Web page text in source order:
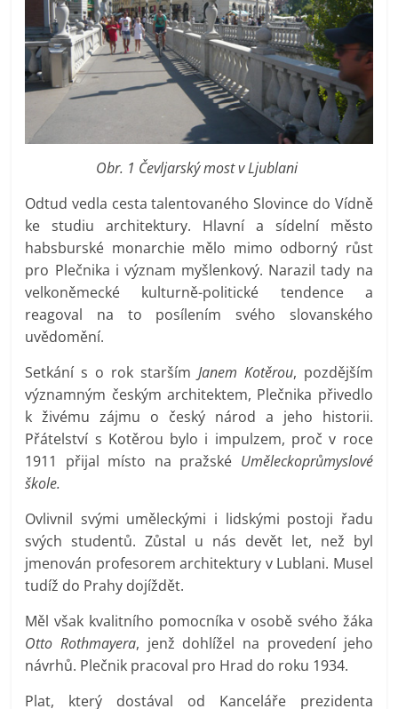
Obr. 1 Čevljarský most v Ljublani
Odtud vedla cesta talentovaného Slovince do Vídně
ke studiu architektury. Hlavní a sídelní město
habsburské monarchie mělo mimo odborný růst
pro Plečnika i význam myšlenkový. Narazil tady na
velkoněmecké kulturně-politické tendence a
reagoval na to posílením svého slovanského
uvědomění.
Setkání s o rok starším Janem Kotěrou, pozdějším
významným českým architektem, Plečnika přivedlo
k živému zájmu o český národ a jeho historii.
Přátelství s Kotěrou bylo i impulzem, proč v roce
1911 přijal místo na pražské Uměleckoprůmyslové
škole.
Ovlivnil svými uměleckými i lidskými postoji řadu
svých studentů. Zůstal u nás devět let, než byl
jmenován profesorem architektury v Lublani. Musel
tudíž do Prahy dojíždět.
Měl však kvalitního pomocníka v osobě svého žáka
Otto Rothmayera, jenž dohlížel na provedení jeho
návrhů. Plečnik pracoval pro Hrad do roku 1934.
Plat, který dostával od Kanceláře prezidenta